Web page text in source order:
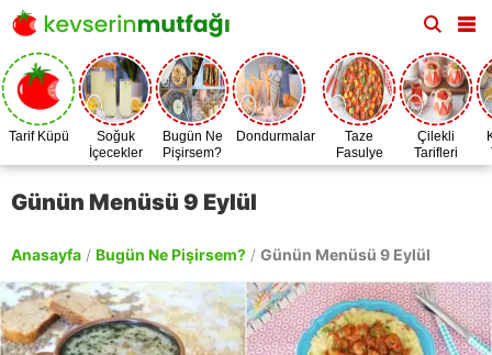
Tarif Küpü
Soğuk
İçecekler
Bugün Ne
Pişirsem?
Dondurmalar
Taze
Fasulye
Zamanı
Çilekli
Tarifleri
Günün Menüsü 9 Eylül
Anasayfa / Bugün Ne Pişirsem? / Günün Menüsü 9 Eylül